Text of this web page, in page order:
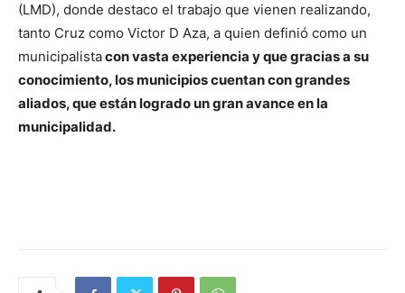
(LMD), donde destaco el trabajo que vienen realizando,
tanto Cruz como Victor D Aza, a quien definió como un
municipalistacon vasta experiencia y que gracias a su
conocimiento, los municipios cuentan con grandes
aliados, que están logrado un gran avance en la
municipalidad.